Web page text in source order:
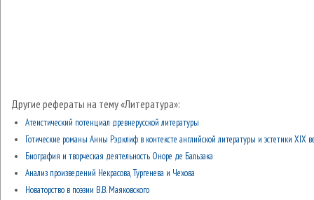
Другие рефераты на тему «Литература»:
Атеистический потенциал древнерусской литературы
Готические романы Анны Рэдклиф в контексте английской литературы и эстетики XIX
Биография и творческая деятельность Оноре де Бальзака
Анализ произведений Некрасова, Тургенева и Чехова
Новаторство в поэзии В.В. Маяковского